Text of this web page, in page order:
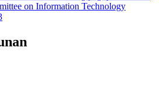
on Information Technology